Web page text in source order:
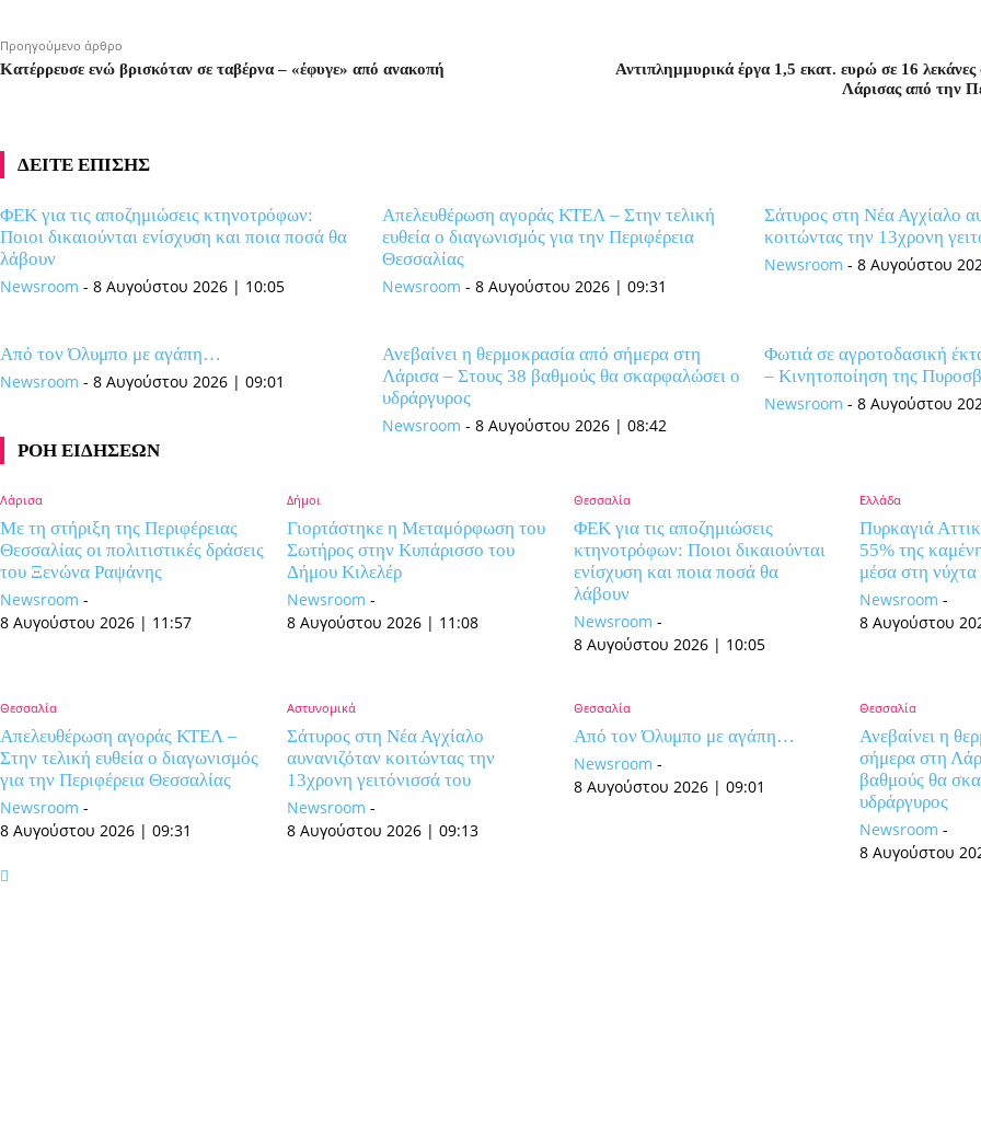
Προηγούμενο άρθρο
Κατέρρευσε ενώ βρισκόταν σε ταβέρνα – «έφυγε» από ανακοπή
Αντιπλημμυρικά έργα 1,5 εκατ. ευρώ σε 16
Λάρισας από την
ΔΕΙΤΕ ΕΠΙΣΗΣ
ΦΕΚ για τις αποζημιώσεις κτηνοτρόφων:
Ποιοι δικαιούνται ενίσχυση και ποια ποσά θα
λάβουν
Newsroom - 8 Αυγούστου 2026 | 10:05
Απελευθέρωση αγοράς ΚΤΕΛ – Στην τελική
ευθεία o διαγωνισμός για την Περιφέρεια
Θεσσαλίας
Newsroom - 8 Αυγούστου 2026 | 09:31
Σάτυρος στη Νέα Αγχίαλο
κοιτώντας την 13χρονη
Newsroom - 8 Αυγούστου
Από τον Όλυμπο με αγάπη…
Newsroom - 8 Αυγούστου 2026 | 09:01
Ανεβαίνει η θερμοκρασία από σήμερα στη
Λάρισα – Στους 38 βαθμούς θα σκαρφαλώσει ο
υδράργυρος
Newsroom - 8 Αυγούστου 2026 | 08:42
Φωτιά σε αγροτοδασική
– Κινητοποίηση της
Newsroom - 8 Αυγούστου
ΡΟΗ ΕΙΔΗΣΕΩΝ
Λάρισα
Με τη στήριξη της Περιφέρειας
Θεσσαλίας οι πολιτιστικές δράσεις
του Ξενώνα Ραψάνης
Newsroom -
8 Αυγούστου 2026 | 11:57
Δήμοι
Γιορτάστηκε η Μεταμόρφωση του
Σωτήρος στην Κυπάρισσο του
Δήμου Κιλελέρ
Newsroom -
8 Αυγούστου 2026 | 11:08
Θεσσαλία
ΦΕΚ για τις αποζημιώσεις
κτηνοτρόφων: Ποιοι δικαιούνται
ενίσχυση και ποια ποσά θα
λάβουν
Newsroom -
8 Αυγούστου 2026 | 10:05
Ελλάδα
Πυρκαγιά
55% της
μέσα στη νύχτα
Newsroom -
8 Αυγούστου
Θεσσαλία
Απελευθέρωση αγοράς ΚΤΕΛ –
Στην τελική ευθεία o διαγωνισμός
για την Περιφέρεια Θεσσαλίας
Newsroom -
8 Αυγούστου 2026 | 09:31
Αστυνομικά
Σάτυρος στη Νέα Αγχίαλο
αυνανιζόταν κοιτώντας την
13χρονη γειτόνισσά του
Newsroom -
8 Αυγούστου 2026 | 09:13
Θεσσαλία
Από τον Όλυμπο με αγάπη…
Newsroom -
8 Αυγούστου 2026 | 09:01
Θεσσαλία
Ανεβαίνει η
σήμερα στη
βαθμούς θα
υδράργυρος
Newsroom -
8 Αυγούστου